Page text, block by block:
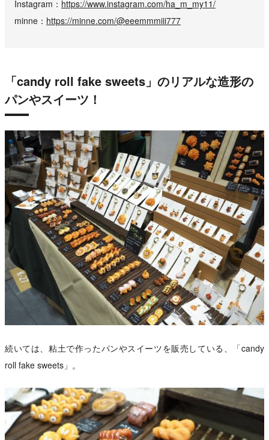
Instagram
https://www.instagram.com/ha_m_my11/
minne
https://minne.com/@eeemmmiii777
「candy roll fake sweets」のリアルな造形の
パンやスイーツ！
続いては、粘土で作ったパンやスイーツを販売している、「candy
roll fake sweets」。